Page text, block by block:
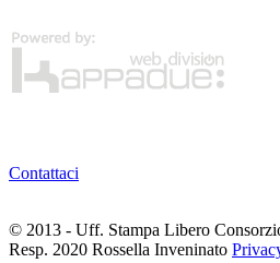
Contattaci
© 2013 - Uff. Stampa Libero
Resp. 2020 Rossella Inveninato